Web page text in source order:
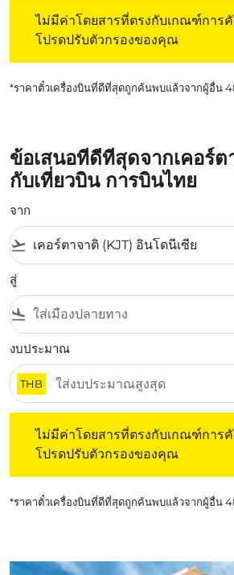
ไม่มีค่าโดยสารที่ตรงกับเกณฑ์การ
โปรดปรับตัวกรองของคุณ
*ราคาตั๋วเครื่องบินที่ดีที่สุดถูกค้นพบแล้วจากผู้อื่น
ข้อเสนอที่ดีที่สุดจากเคอร์ต
กับเที่ยวบิน การบินไทย
จาก
flight_takeoff
สู่
flight_land
งบประมาณ
THB
ไม่มีค่าโดยสารที่ตรงกับเกณฑ์การ
โปรดปรับตัวกรองของคุณ
*ราคาตั๋วเครื่องบินที่ดีที่สุดถูกค้นพบแล้วจากผู้อื่น